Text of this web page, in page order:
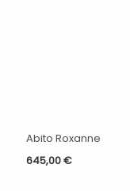
Abito Roxanne
645,00€